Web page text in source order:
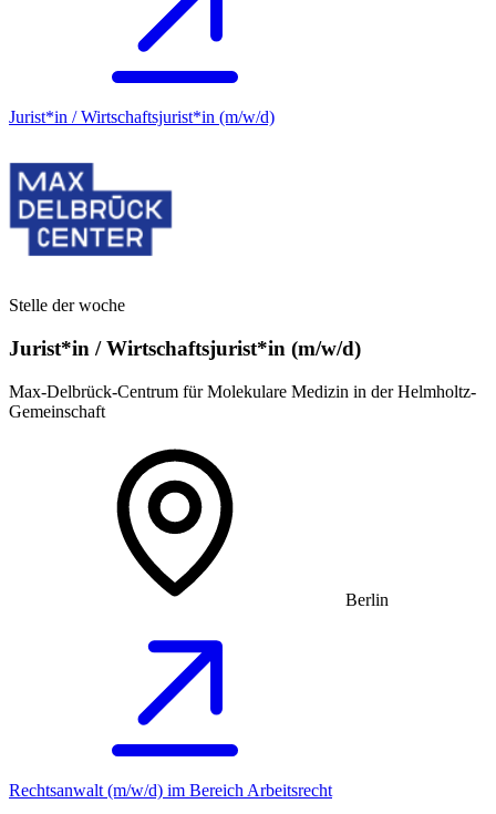
Jurist*in / Wirtschafts­jurist*in (m/w/d)
Stelle der woche
Jurist*in / Wirtschafts­jurist*in (m/w/d)
Max-Delbrück-Centrum für Molekulare Medizin in der Helmholtz-
Gemeinschaft
Berlin
Rechtsanwalt (m/w/d) im Bereich Arbeitsrecht